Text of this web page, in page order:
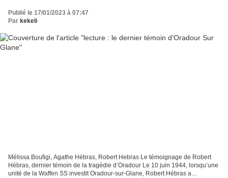
Publié le 17/01/2023 à 07:47
Par kekeli
Mélissa Boufigi, Agathe Hébras, Robert Hebras Le témoignage de Robert
Hébras, dernier témoin de la tragédie d’Oradour Le 10 juin 1944, lorsqu’une
unité de la Waffen SS investit Oradour-sur-Glane, Robert Hébras a